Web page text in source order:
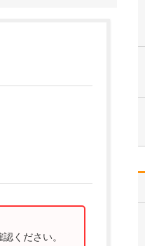
ください。